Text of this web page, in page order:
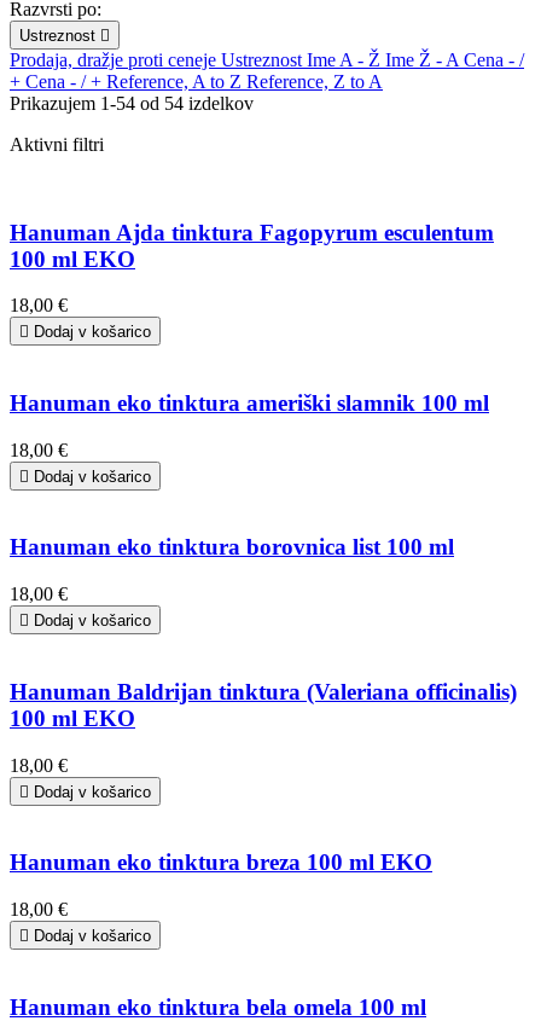
Razvrsti po:
Ustreznost 
Prodaja, dražje proti ceneje Ustreznost Ime A - Ž Ime Ž - A Cena - /
+ Cena - / + Reference, A to Z Reference, Z to A
Prikazujem 1-54 od 54 izdelkov
Aktivni filtri
Hanuman Ajda tinktura Fagopyrum esculentum
100 ml EKO
18,00 €
 Dodaj v košarico
Hanuman eko tinktura ameriški slamnik 100 ml
18,00 €
 Dodaj v košarico
Hanuman eko tinktura borovnica list 100 ml
18,00 €
 Dodaj v košarico
Hanuman Baldrijan tinktura (Valeriana officinalis)
100 ml EKO
18,00 €
 Dodaj v košarico
Hanuman eko tinktura breza 100 ml EKO
18,00 €
 Dodaj v košarico
Hanuman eko tinktura bela omela 100 ml